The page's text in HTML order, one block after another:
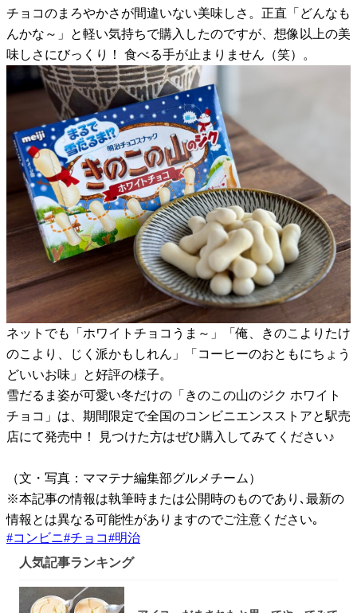
チョコのまろやかさが間違いない美味しさ。正直「どんなも
んかな～」と軽い気持ちで購入したのですが、想像以上の美
味しさにびっくり！ 食べる手が止まりません（笑）。
ネットでも「ホワイトチョコうま～」「俺、きのこよりたけ
のこより、じく派かもしれん」「コーヒーのおともにちょう
どいいお味」と好評の様子。
雪だるま姿が可愛い冬だけの「きのこの山のジク ホワイト
チョコ」は、期間限定で全国のコンビニエンスストアと駅売
店にて発売中！ 見つけた方はぜひ購入してみてください♪
（文・写真：ママテナ編集部グルメチーム）
※本記事の情報は執筆時または公開時のものであり､最新の
情報とは異なる可能性がありますのでご注意ください｡
#コンビニ#チョコ#明治
人気記事ランキング